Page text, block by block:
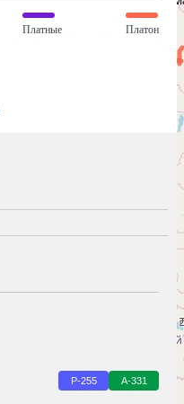
Платные Платон
Р-255 А-331